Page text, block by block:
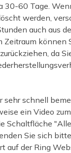
30-60 Tage.
werden,
auch aus
Zeitraum können
da
sehr schnell
ein Video
Schaltfläche
Sie sich
auf der Ring